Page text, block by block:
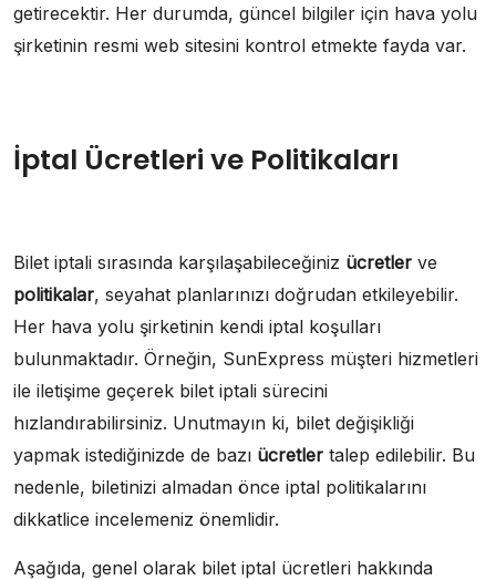
getirecektir. Her durumda, güncel bilgiler için hava yolu
şirketinin resmi web sitesini kontrol etmekte fayda var.
İptal Ücretleri ve Politikaları
Bilet iptali sırasında karşılaşabileceğiniz ücretler ve
politikalar, seyahat planlarınızı doğrudan etkileyebilir.
Her hava yolu şirketinin kendi iptal koşulları
bulunmaktadır. Örneğin, SunExpress müşteri hizmetleri
ile iletişime geçerek bilet iptali sürecini
hızlandırabilirsiniz. Unutmayın ki, bilet değişikliği
yapmak istediğinizde de bazı ücretler talep edilebilir. Bu
nedenle, biletinizi almadan önce iptal politikalarını
dikkatlice incelemeniz önemlidir.
Aşağıda, genel olarak bilet iptal ücretleri hakkında